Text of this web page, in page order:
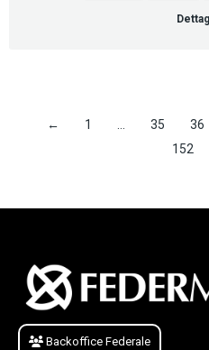
← 1 … 35 36
152
Backoffice Federale